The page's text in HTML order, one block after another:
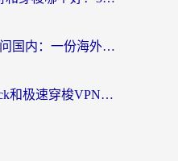
从匈牙利用什么vpn访问国内：一份海外游子的网络归乡指南
海外党必看：Quickback和极速穿梭VPN好用吗？3步选对回国加速器实现无缝刷国内资源